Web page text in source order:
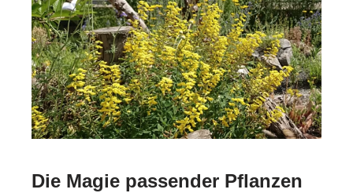
Die Magie passender Pflanzen